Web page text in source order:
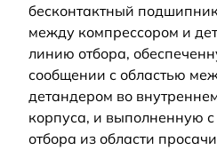
бесконтактный
между компрессором и
линию отбора,
сообщении с областью
детандером во
корпуса, и выполненную
отбора из области